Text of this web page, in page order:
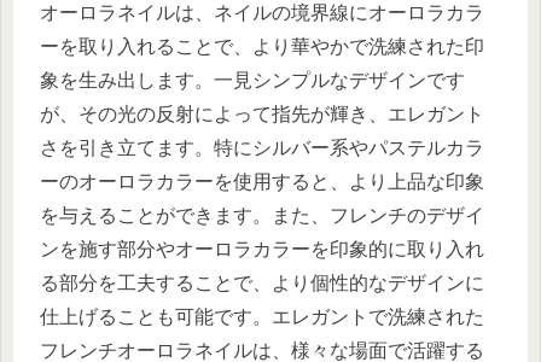
オーロラネイルは、ネイルの境界線にオーロラカラ
ーを取り入れることで、より華やかで洗練された印
象を生み出します。一見シンプルなデザインです
が、その光の反射によって指先が輝き、エレガント
さを引き立てます。特にシルバー系やパステルカラ
ーのオーロラカラーを使用すると、より上品な印象
を与えることができます。また、フレンチのデザイ
ンを施す部分やオーロラカラーを印象的に取り入れ
る部分を工夫することで、より個性的なデザインに
仕上げることも可能です。エレガントで洗練された
フレンチオーロラネイルは、様々な場面で活躍する